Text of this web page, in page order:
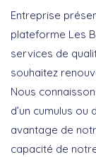
Entreprise
plateforme Les
services de
souhaitez
Nous
d’un cumulus ou
avantage de
capacité de